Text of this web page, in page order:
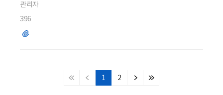
관리자
396
파
처
이
1 2
다
마